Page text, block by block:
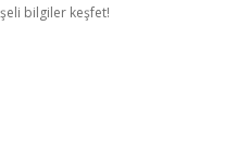
bilgiler keşfet!